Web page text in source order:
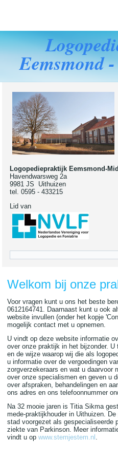
Eemsmond
Logopediepraktijk Eemsmond-
Havendwarsweg 2a
9981 JS Uithuizen
tel. 0595 - 433215
Lid van
Zoekveld
Welkom bij onze
Voor vragen kunt u ons het beste
0612164741. Daarnaast kunt u ook
website invullen (onder het kopje
mogelijk contact met u opnemen.
U vindt op deze website informatie
over onze praktijk in het bijzonder.
en de wijze waarop wij die als
u informatie over de vergoedingen
zorgverzekeraars en wat u daarvoor
over onze specialismen en geven u
over afspraken, behandelingen en
ons adres en ons telefoonnummer
Na 32 mooie jaren is Titia Sikma
mede-praktijkhouder in Uithuizen.
stad voorgezet als gespecialiseerde
ziekte van Parkinson. Meer
vindt u opwww.stemjestem.nl